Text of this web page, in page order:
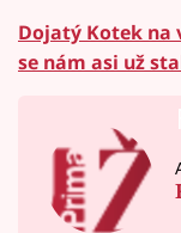
Dojatý Kotek na
se nám asi už